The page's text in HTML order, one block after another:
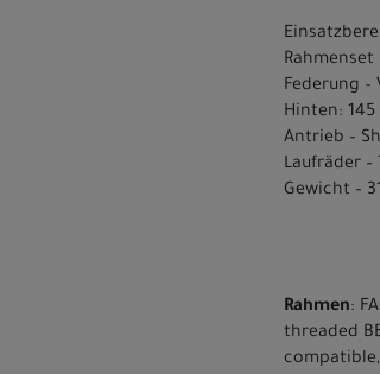
Rahmenset
Federung –
Hinten: 145
Antrieb –
Laufräder –
Gewicht –
Rahmen:
threaded